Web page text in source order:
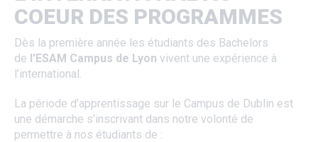
COEUR DES PROGRAMMES
Dès la première année les étudiants des Bachelors
de l'ESAM Campus de Lyon vivent une expérience à
l’international.
La période d’apprentissage sur le Campus de Dublin est
une démarche s’inscrivant dans notre volonté de
permettre à nos étudiants de :